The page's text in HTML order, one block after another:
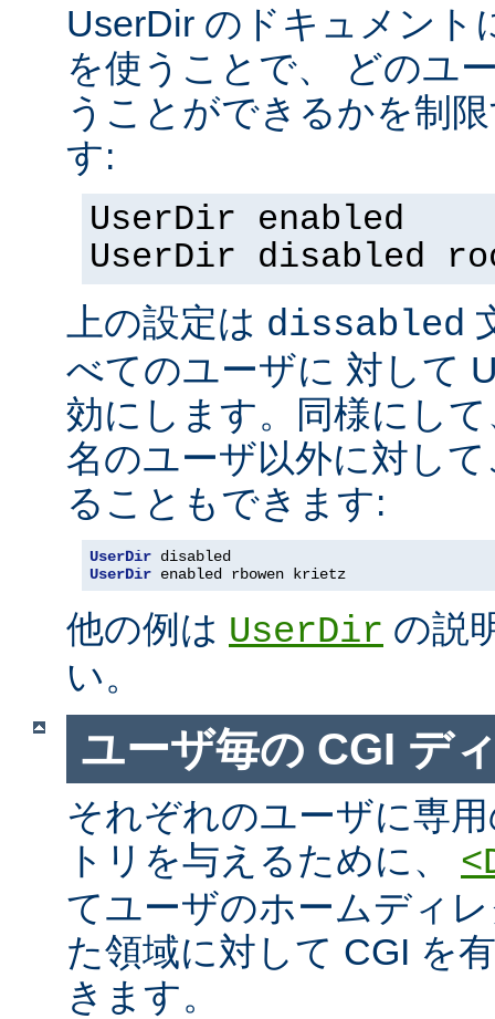
UserDir のドキュメント
を使うことで、 どのユ
うことができるかを制
す:
UserDir enabled
UserDir disabled
上の設定は dissabled
べてのユーザに 対して
効にします。同様にし
名のユーザ以外に対し
ることもできます:
UserDir disabled
UserDir enabled rbowen krietz
他の例は UserDir の説
い。
ユーザ毎の CGI デ
それぞれのユーザに専
トリを与えるために、
てユーザのホームディ
た領域に対して CGI を
きます。